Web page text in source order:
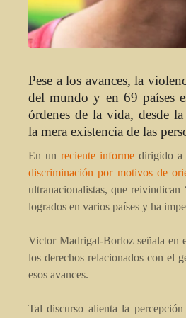
Pese a los avances, la
del mundo y en 69 países
órdenes de la vida, desde
la mera existencia de las
En unreciente informe dirigido a
discriminación por motivos de
ultranacionalistas, que reivindican
logrados en varios países y ha
Victor Madrigal-Borloz señala en
los derechos relacionados con el
esos avances.
Tal discurso alienta la